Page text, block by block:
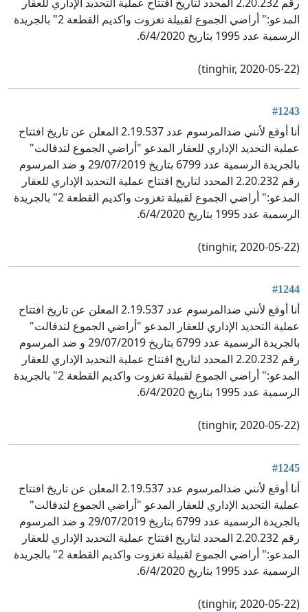
المدعو:" أراضي الجموع لقبيلة تغزوت واكديم القطعة 2" بالجريدة
الرسمية عدد 1995 بتاريخ 6/4/2020.
(tinghir, 2020-05-22)
#1243
أنا أوقع لأنني ضدالمرسوم عدد 2.19.537 المعلن عن تاريخ افتتاح
عملية التحديد الإداري للعقار المدعو "أراضي الجموع لتدفالت"
بالجريدة الرسمية عدد 6799 بتاريخ 29/07/2019 و ضد المرسوم
رقم 2.20.232 المحدد لتاريخ افتتاح عملية التحديد الإداري للعقار
المدعو:" أراضي الجموع لقبيلة تغزوت واكديم القطعة 2" بالجريدة
الرسمية عدد 1995 بتاريخ 6/4/2020.
(tinghir, 2020-05-22)
#1244
أنا أوقع لأنني ضدالمرسوم عدد 2.19.537 المعلن عن تاريخ افتتاح
عملية التحديد الإداري للعقار المدعو "أراضي الجموع لتدفالت"
بالجريدة الرسمية عدد 6799 بتاريخ 29/07/2019 و ضد المرسوم
رقم 2.20.232 المحدد لتاريخ افتتاح عملية التحديد الإداري للعقار
المدعو:" أراضي الجموع لقبيلة تغزوت واكديم القطعة 2" بالجريدة
الرسمية عدد 1995 بتاريخ 6/4/2020.
(tinghir, 2020-05-22)
#1245
أنا أوقع لأنني ضدالمرسوم عدد 2.19.537 المعلن عن تاريخ افتتاح
عملية التحديد الإداري للعقار المدعو "أراضي الجموع لتدفالت"
بالجريدة الرسمية عدد 6799 بتاريخ 29/07/2019 و ضد المرسوم
رقم 2.20.232 المحدد لتاريخ افتتاح عملية التحديد الإداري للعقار
المدعو:" أراضي الجموع لقبيلة تغزوت واكديم القطعة 2" بالجريدة
الرسمية عدد 1995 بتاريخ 6/4/2020.
(tinghir, 2020-05-22)